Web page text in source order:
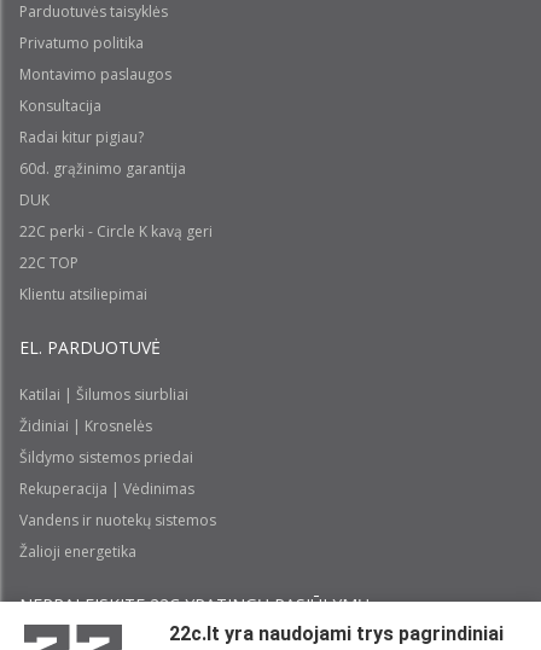
Parduotuvės taisyklės
Privatumo politika
Montavimo paslaugos
Konsultacija
Radai kitur pigiau?
60d. grąžinimo garantija
DUK
22C perki - Circle K kavą geri
22C TOP
Klientu atsiliepimai
EL. PARDUOTUVĖ
Katilai | Šilumos siurbliai
Židiniai | Krosnelės
Šildymo sistemos priedai
Rekuperacija | Vėdinimas
Vandens ir nuotekų sistemos
Žalioji energetika
NEPRALEISKITE 22С YPATINGŲ PASIŪLYMŲ:
22c.lt yra naudojami trys pagrindiniai